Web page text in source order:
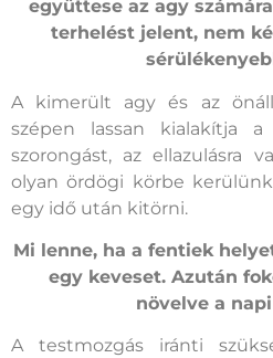
együttese az agy
terhelést jelent, nem
A kimerült agy és az
szépen lassan kialakítja
szorongást, az ellazulásra
olyan ördögi körbe
egy idő után kitörni.
Mi lenne, ha a fentiek
egy keveset. Azután
növelve a
A testmozgás iránti